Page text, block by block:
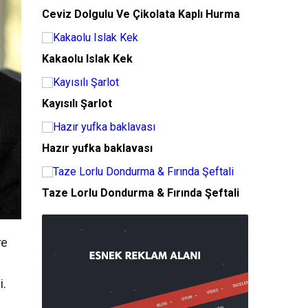
Ceviz Dolgulu Ve Çikolata Kaplı Hurma
Kakaolu Islak Kek
Kayısılı Şarlot
Hazır yufka baklavası
Taze Lorlu Dondurma & Fırında Şeftali